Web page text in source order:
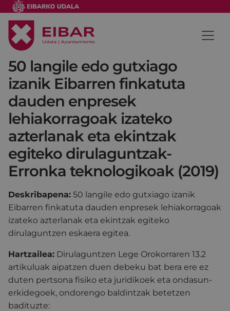
50 langile edo gutxiago
izanik Eibarren finkatuta
dauden enpresek
lehiakorragoak izateko
azterlanak eta ekintzak
egiteko dirulaguntzak-
Erronka teknologikoak (2019)
Deskribapena: 50 langile edo gutxiago izanik
Eibarren finkatuta dauden enpresek lehiakorragoak
izateko azterlanak eta ekintzak egiteko
dirulaguntzen eskaera egitea.
Hartzailea: Dirulaguntzen Lege Orokorraren 13.2
artikuluak aipatzen duen debeku bat bera ere ez
duten pertsona fisiko eta juridikoek eta ondasun-
erkidegoek, ondorengo baldintzak betetzen
badituzte: